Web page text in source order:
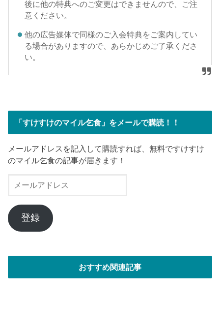
後に他の特典へのご変更はできませんので、ご注
意ください。
他の広告媒体で同様のご入会特典をご案内してい
る場合がありますので、あらかじめご了承くださ
い。
「すけすけのマイル乞食」をメールで購読！！
メールアドレスを記入して購読すれば、無料ですけすけ
のマイル乞食の記事が届きます！
ア
ド
登録
おすすめ関連記事